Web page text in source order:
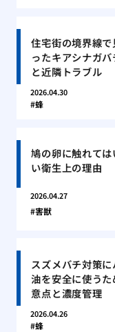
住宅街の境界線
ったキアシナガ
と近隣トラブル
2026.04.30
蜂
鳩の卵に触れて
い衛生上の理由
2026.04.27
害獣
スズメバチ対策に
油を安全に使う
意点と濃度管理
2026.04.26
蜂